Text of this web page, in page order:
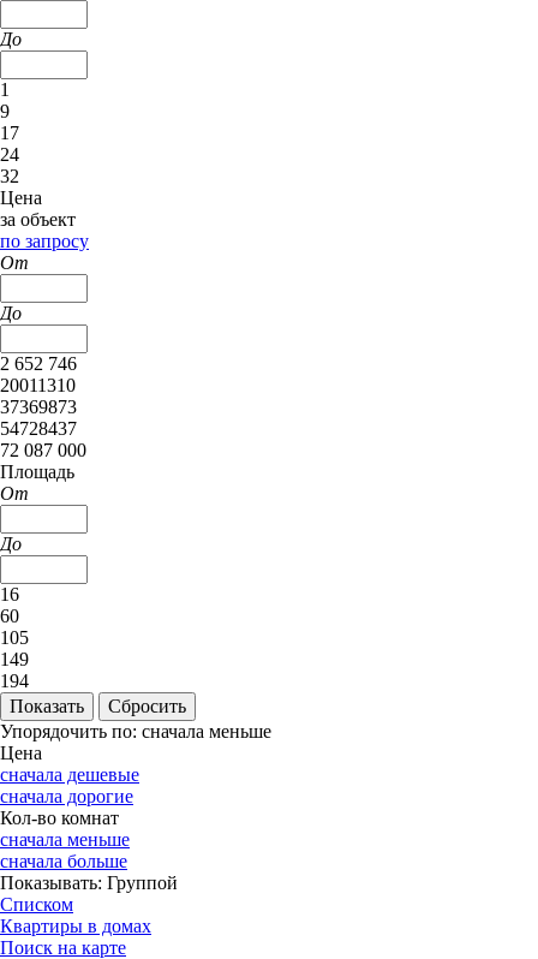
До
1
9
17
24
32
Цена
за объект
по запросу
От
До
2 652 746
20011310
37369873
54728437
72 087 000
Площадь
От
До
16
60
105
149
194
Упорядочить по: сначала меньше
Цена
сначала дешевые
сначала дорогие
Кол-во комнат
сначала меньше
сначала больше
Показывать: Группой
Списком
Квартиры в домах
Поиск на карте